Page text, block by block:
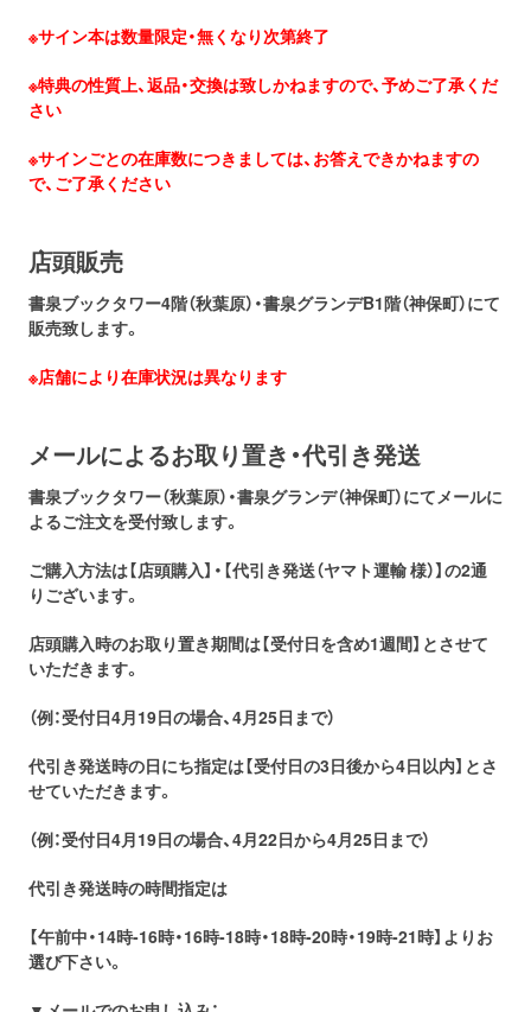
※サイン本は数量限定・無くなり次第終了
※特典の性質上、返品・交換は致しかねますので、予めご了承くだ
さい
※サインごとの在庫数につきましては、お答えできかねますの
で、ご了承ください
店頭販売
書泉ブックタワー4階（秋葉原）・書泉グランデB1階（神保町）にて
販売致します。
※店舗により在庫状況は異なります
メールによるお取り置き・代引き発送
書泉ブックタワー（秋葉原）・書泉グランデ（神保町）にてメールに
よるご注文を受付致します。
ご購入方法は【店頭購入】・【代引き発送（ヤマト運輸 様）】の2通
りございます。
店頭購入時のお取り置き期間は【受付日を含め1週間】とさせて
いただきます。
（例：受付日4月19日の場合、4月25日まで）
代引き発送時の日にち指定は【受付日の3日後から4日以内】とさ
せていただきます。
（例：受付日4月19日の場合、4月22日から4月25日まで）
代引き発送時の時間指定は
【午前中・14時-16時・16時-18時・18時-20時・19時-21時】よりお
選び下さい。